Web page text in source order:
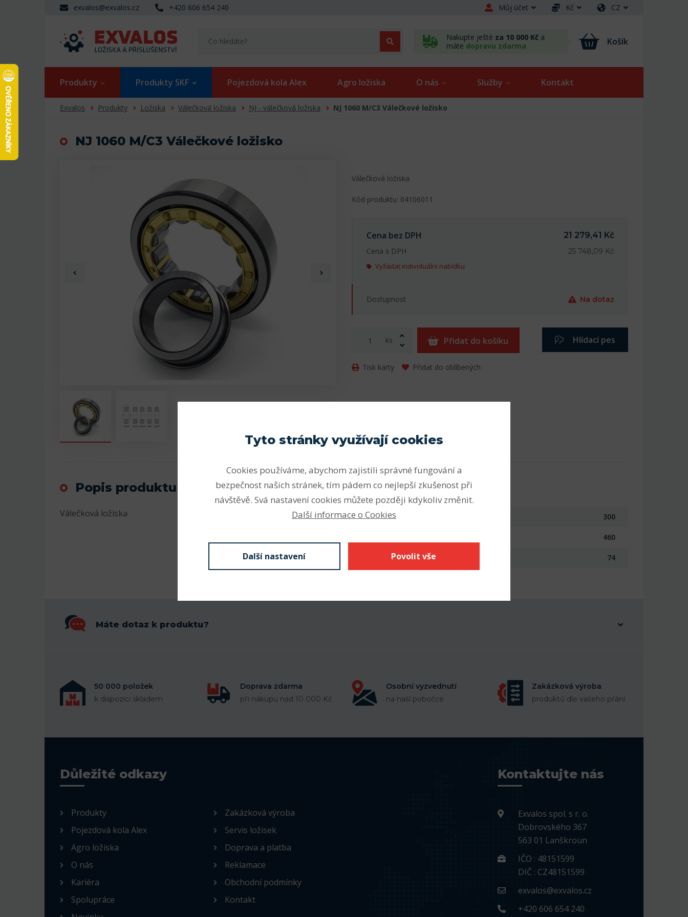
exvalos@exvalos.cz +420 606 654 240 Můj účet Kč CZ
Nakupte ještě za 10 000 Kč a
máte dopravu zdarma Košík
Produkty Produkty SKF Pojezdová kola Alex Agro ložiska O nás Služby Kontakt
Exvalos Produkty Ložiska Válečková ložiska NJ - válečková ložiska NJ 1060 M/C3 Válečkové ložisko
NJ 1060 M/C3 Válečkové ložisko
Válečková ložiska
Kód produktu: 04106011
Cena bez DPH
21 279,41 Kč
Cena s DPH
25 748,09 Kč
Vyžádat individuální nabídku
Dostupnost Na dotaz
ks Přidat do košíku Hlídací pes
Tisk karty Přidat do oblíbených
Popis produktu
Válečková ložiska
Parametry
Vnitřní průměr (mm) 300
460
Šířka (mm) 74
Máte dotaz k produktu?
50 000 položek
k dispozici skladem
Doprava zdarma
při nákupu nad 10 000 Kč
Osobní vyzvednutí
na naší pobočce
Zakázková výroba
produktů dle vašeho přání
Důležité odkazy
Produkty
Pojezdová kola Alex
Agro ložiska
O nás
Kariéra
Spolupráce
Zakázková výroba
Servis ložisek
Doprava a platba
Reklamace
Obchodní podmínky
Kontakt
Kontaktujte nás
Exvalos spol. s r. o.
Dobrovského 367
563 01 Lanškroun
IČO : 48151599
DIČ : CZ48151599
exvalos@exvalos.cz
+420 606 654 240
Tyto stránky využívají cookies
Cookies používáme, abychom zajistili správné fungování a
bezpečnost našich stránek, tím pádem co nejlepší zkušenost při
návštěvě. Svá nastavení cookies můžete později kdykoliv změnit.
Další informace o Cookies
Další nastavení Povolit vše